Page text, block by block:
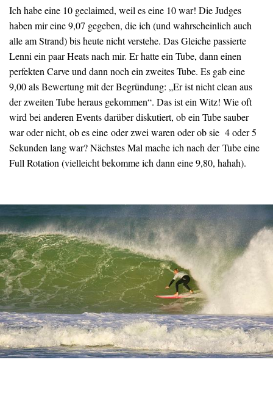
Ich habe eine 10 geclaimed, weil es eine 10 war! Die Judges
haben mir eine 9,07 gegeben, die ich (und wahrscheinlich auch
alle am Strand) bis heute nicht verstehe. Das Gleiche passierte
Lenni ein paar Heats nach mir. Er hatte ein Tube, dann einen
perfekten Carve und dann noch ein zweites Tube. Es gabeine
9,00alsBewertungmitderBegründung: „Eristnichtclean aus
derzweiten Tubeheraus gekommen“. Das ist ein Witz! Wieoft
wird bei anderen Eventsdarüberdiskutiert, obein Tubesauber
warodernicht, obeseine oderzwei waren oderobsie 4oder5
Sekunden lang war?NächstesMal macheich nach der Tubeeine
Full Rotation (vielleichtbekommeich dann eine9,80, hahah).